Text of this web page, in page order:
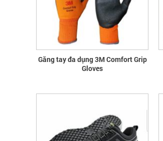
Găng tay đa dụng 3M Comfort Grip
Gloves